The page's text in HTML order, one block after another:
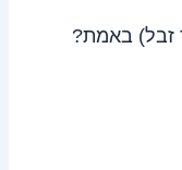
זבל) באמת?